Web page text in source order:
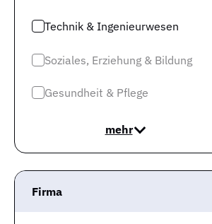
Technik & Ingenieurwesen
Soziales, Erziehung & Bildung
Gesundheit & Pflege
mehr
Firma